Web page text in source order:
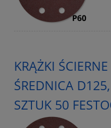
KRĄŻKI
ŚREDNICA
SZTUK 50